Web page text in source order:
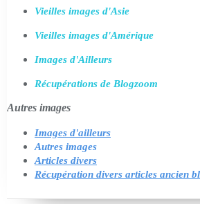
Vieilles images d'Asie
Vieilles images d'Amérique
Images d'Ailleurs
Récupérations de Blogzoom
Autres images
Images d'ailleurs
Autres images
Articles divers
Récupération divers articles ancien